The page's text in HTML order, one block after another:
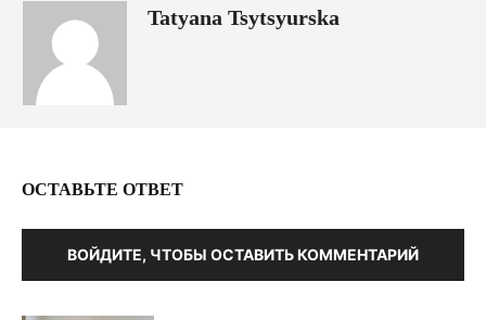
Tatyana Tsytsyurska
ОСТАВЬТЕ ОТВЕТ
ВОЙДИТЕ, ЧТОБЫ ОСТАВИТЬ КОММЕНТАРИЙ